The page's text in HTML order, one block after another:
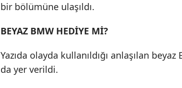
bir bölümüne ulaşıldı.
BEYAZ BMW HEDİYE Mİ?
Yazıda olayda kullanıldığı anlaşılan
da yer verildi.